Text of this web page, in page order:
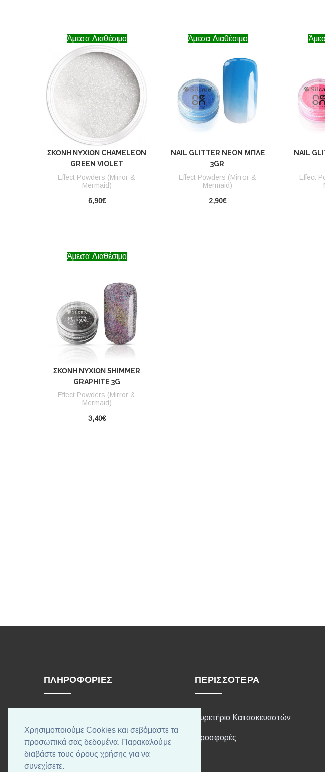
Χρησιμοποιούμε Cookies και σεβόμαστε τα
προσωπικά σας δεδομένα. Παρακαλούμε
διαβάστε τους όρους χρήσης για να
συνεχίσετε.
Άμεσα Διαθέσιμο
ΣΚΌΝΗ ΝΥΧΙΏΝ CHAMELEON
GREEN VIOLET
Effect Powders (Mirror &
Mermaid)
6,90€
Άμεσα Διαθέσιμο
NAIL GLITTER NEON ΜΠΛΕ
3GR
Effect Powders (Mirror &
Mermaid)
2,90€
NAIL
Effect
Άμεσα Διαθέσιμο
ΣΚΌΝΗ ΝΥΧΙΏΝ SHIMMER
GRAPHITE 3G
Effect Powders (Mirror &
Mermaid)
3,40€
ΠΛΗΡΟΦΟΡΊΕΣ
Τρόποι Πληρωμής
Όροι χρήσης
ΠΕΡΙΣΣΌΤΕΡΑ
Ευρετήριο Κατασκευαστών
Προσφορές